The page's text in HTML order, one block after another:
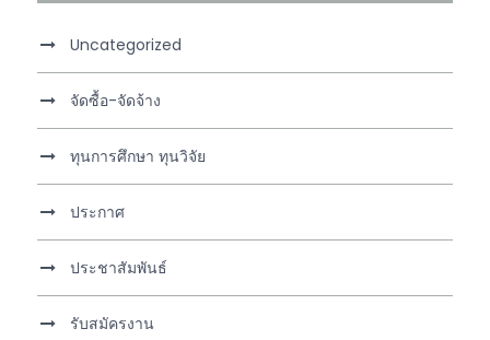
Uncategorized
จัดซื้อ-จัดจ้าง
ทุนการศึกษา ทุนวิจัย
ประกาศ
ประชาสัมพันธ์
รับสมัครงาน